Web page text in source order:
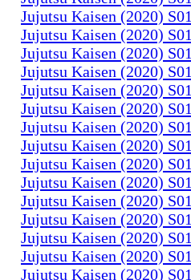
Jujutsu Kaisen (2020)
Jujutsu Kaisen (2020)
Jujutsu Kaisen (2020)
Jujutsu Kaisen (2020)
Jujutsu Kaisen (2020)
Jujutsu Kaisen (2020)
Jujutsu Kaisen (2020)
Jujutsu Kaisen (2020)
Jujutsu Kaisen (2020)
Jujutsu Kaisen (2020)
Jujutsu Kaisen (2020)
Jujutsu Kaisen (2020)
Jujutsu Kaisen (2020)
Jujutsu Kaisen (2020)
Jujutsu Kaisen (2020)